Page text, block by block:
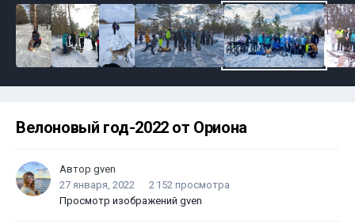
Велоновый год-2022 от Ориона
Автор gven
27 января, 2022
2 152 просмотра
Просмотр изображений gven